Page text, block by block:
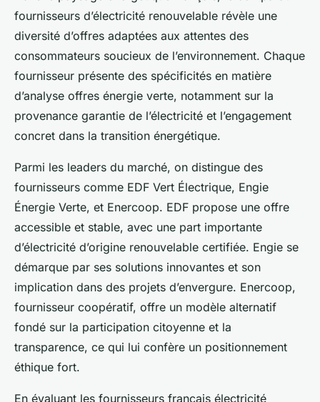
fournisseurs d’électricité renouvelable révèle une
diversité d’offres adaptées aux attentes des
consommateurs soucieux de l’environnement. Chaque
fournisseur présente des spécificités en matière
d’analyse offres énergie verte, notamment sur la
provenance garantie de l’électricité et l’engagement
concret dans la transition énergétique.
Parmi les leaders du marché, on distingue des
fournisseurs comme EDF Vert Électrique, Engie
Énergie Verte, et Enercoop. EDF propose une offre
accessible et stable, avec une part importante
d’électricité d’origine renouvelable certifiée. Engie se
démarque par ses solutions innovantes et son
implication dans des projets d’envergure. Enercoop,
fournisseur coopératif, offre un modèle alternatif
fondé sur la participation citoyenne et la
transparence, ce qui lui confère un positionnement
éthique fort.
En évaluant les fournisseurs français électricité